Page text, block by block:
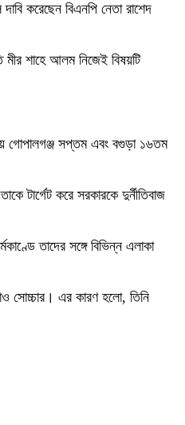
করেছেন বিএনপি নেতা রাশেদ
মীর শাহে আলম নিজেই বিষয়টি
গোপালগঞ্জ সপ্তম এবং বগুড়া ১৬তম
টার্গেট করে সরকারকে দুর্নীতিবাজ
তাদের সঙ্গে বিভিন্ন এলাকা
সোচ্চার। এর কারণ হলো, তিনি